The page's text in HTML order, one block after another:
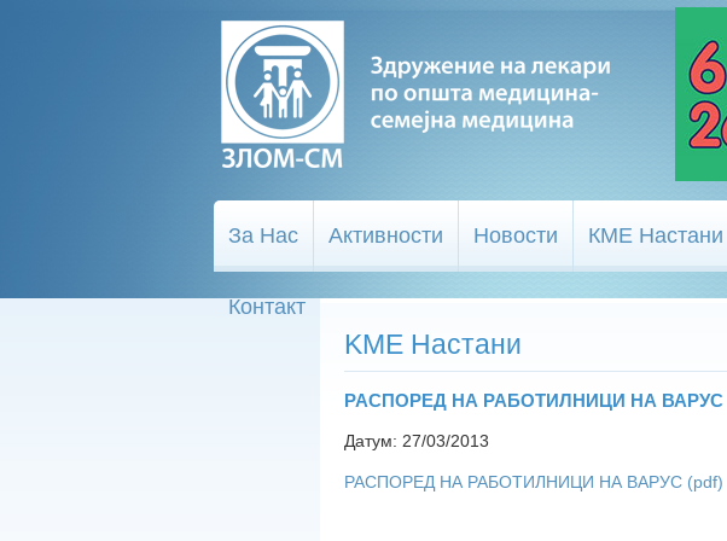
За Нас Активности Новости КМЕ Настани
Контакт
KME Настани
РАСПОРЕД НА РАБОТИЛНИЦИ НА ВАРУС
Датум: 27/03/2013
РАСПОРЕД НА РАБОТИЛНИЦИ НА ВАРУС (pdf)